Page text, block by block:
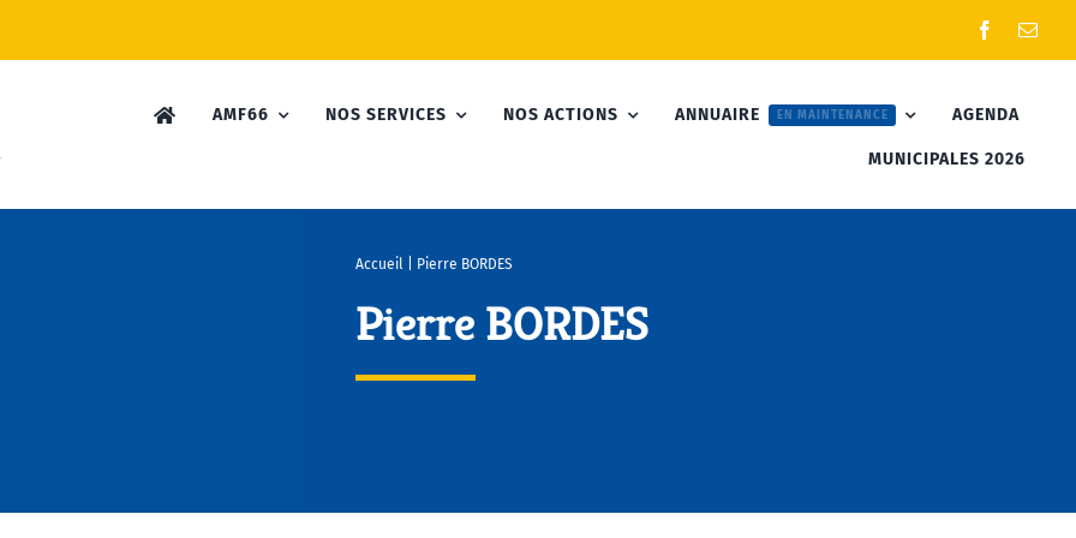
AMF66 NOS SERVICES NOS ACTIONS ANNUAIRE EN MAINTENANCE AGENDA
MUNICIPALES 2026
Accueil| Pierre BORDES
Pierre BORDES